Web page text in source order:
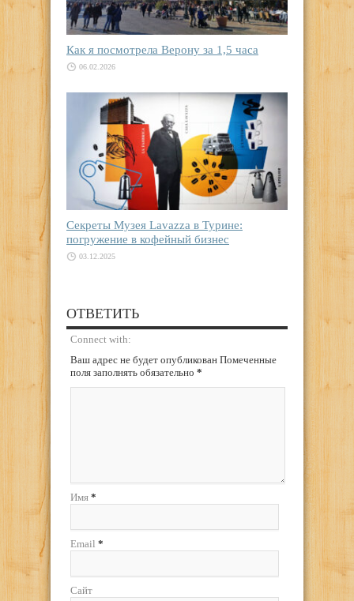
Как я посмотрела Верону за 1,5 часа
06.02.2026
Секреты Музея Lavazza в Турине:
погружение в кофейный бизнес
03.12.2025
ОТВЕТИТЬ
Connect with:
Ваш адрес не будет опубликован Помеченные
поля заполнять обязательно *
Имя *
Email *
Сайт